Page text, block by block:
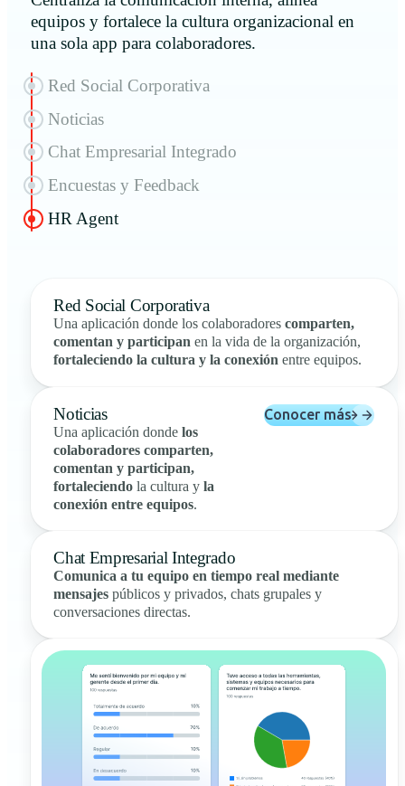
equipos y fortalece la cultura organizacional en
una sola app para colaboradores.
Red Social Corporativa
Noticias
Chat Empresarial Integrado
Encuestas y Feedback
HR Agent
Red Social Corporativa
Una aplicación donde los colaboradorescomparten,
comentan y participan en la vida de la organización,
fortaleciendo la cultura y la conexión entre equipos.
Noticias
Una aplicación dondelos
colaboradores comparten,
comentan y participan,
fortaleciendo la cultura yla
conexión entre equipos.
Conocer más
Chat Empresarial Integrado
Comunica a tu equipo en tiempo real mediante
mensajes públicos y privados, chats grupales y
conversaciones directas.